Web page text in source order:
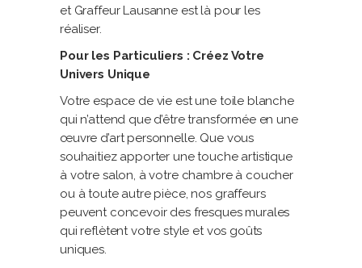
et Graffeur Lausanne est là pour les
réaliser.
Pour les Particuliers : Créez Votre
Univers Unique
Votre espace de vie est une toile blanche
qui n’attend que d’être transformée en une
œuvre d’art personnelle. Que vous
souhaitiez apporter une touche artistique
à votre salon, à votre chambre à coucher
ou à toute autre pièce, nos graffeurs
peuvent concevoir des fresques murales
qui reflètent votre style et vos goûts
uniques.